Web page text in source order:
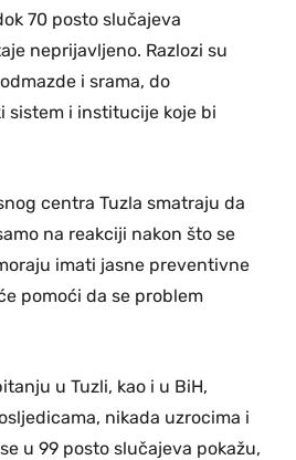
70 posto slučajeva
neprijavljeno. Razlozi su
i srama, do
sistem i institucije koje bi
centra Tuzla smatraju da
na reakciji nakon što se
imati jasne preventivne
pomoći da se problem
u Tuzli, kao i u BiH,
nikada uzrocima i
u 99 posto slučajeva pokažu,